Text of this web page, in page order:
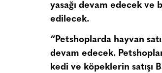
yasağı devam edecek ve
edilecek.
“Petshoplarda hayvan
devam edecek.
kedi ve köpeklerin satışı